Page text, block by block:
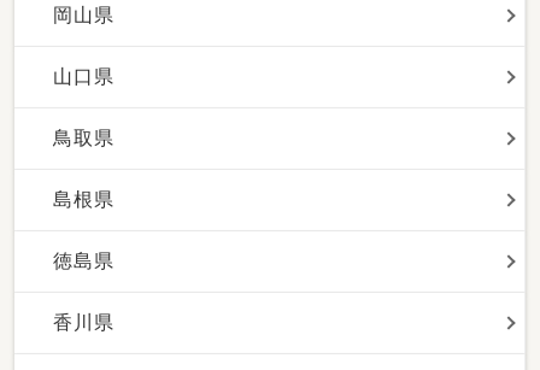
岡山県
山口県
鳥取県
島根県
徳島県
香川県